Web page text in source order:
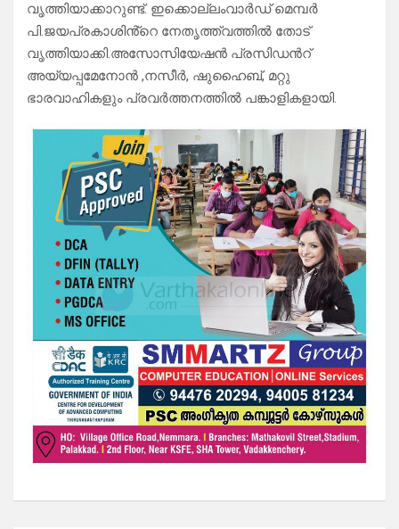
വൃത്തിയാക്കാറുണ്ട്. ഇക്കൊല്ലംവാർഡ് മെമ്പർ
പി.ജയപ്രകാശിൻ്റെ നേതൃത്ത്വത്തിൽ തോട്
വൃത്തിയാക്കി.അസോസിയേഷൻ പ്രസിഡൻറ്
അയ്യപ്പമേനോൻ ,നസീർ, ഷുഹൈബ്, മറ്റു
ഭാരവാഹികളും പ്രവർത്തനത്തിൽ പങ്കാളികളായി.